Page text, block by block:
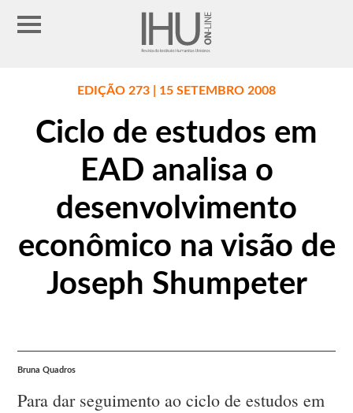
EDIÇÃO 273 | 15 SETEMBRO 2008
Ciclo de estudos em
EAD analisa o
desenvolvimento
econômico na visão de
Joseph Shumpeter
Bruna Quadros
Para dar seguimento ao ciclo de estudos em